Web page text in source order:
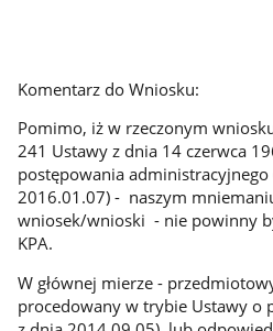
Komentarz do Wniosku:
Pomimo, iż w rzeczonym
241 Ustawy z dnia 14 czerwca
postępowania
2016.01.07) - naszym
wniosek/wnioski - nie powinny
KPA.
W głównej mierze -
procedowany w trybie Ustawy o